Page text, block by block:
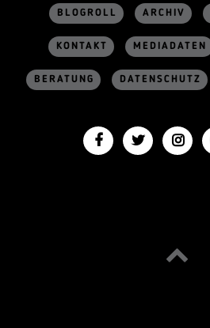
BLOGROLL ARCHIV
KONTAKT MEDIADATEN
BERATUNG DATENSCHUTZ